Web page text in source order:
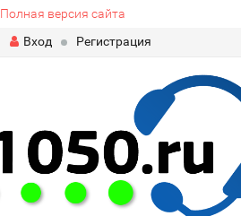
Полная версия сайта
Вход
Регистрация